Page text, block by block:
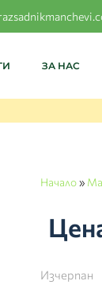
ЗА НАС
Начало»
Изчерпан